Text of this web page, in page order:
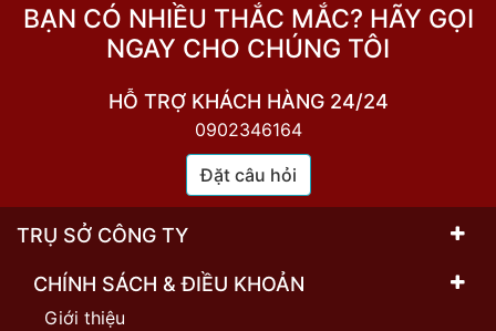
BẠN CÓ NHIỀU THẮC MẮC? HÃY GỌI
NGAY CHO CHÚNG TÔI
HỖ TRỢ KHÁCH HÀNG 24/24
0902346164
Đặt câu hỏi
TRỤ SỞ CÔNG TY
CHÍNH SÁCH & ĐIỀU KHOẢN
Giới thiệu